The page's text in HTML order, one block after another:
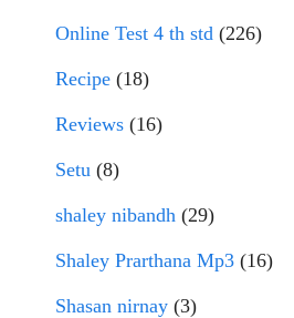
Online Test 4 th std (226)
Recipe (18)
Reviews (16)
Setu (8)
shaley nibandh (29)
Shaley Prarthana Mp3 (16)
Shasan nirnay (3)